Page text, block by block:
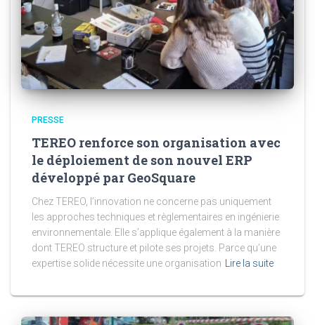
PRESSE
TEREO renforce son organisation avec
le déploiement de son nouvel ERP
développé par GeoSquare
Chez TEREO, l’innovation ne concerne pas uniquement
les approches techniques et règlementaires en ingénierie
environnementale. Elle s’applique également à la manière
dont TEREO structure et pilote ses projets. Parce qu’une
expertise solide nécessite une organisation Lire la suite